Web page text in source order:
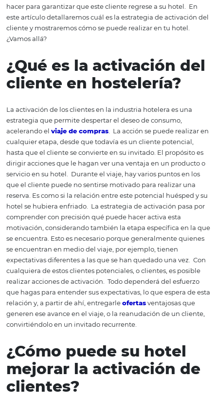
motivado para estas acciones. Para ello, la activación de
en la industria hotelera es la mejor estrategia posible.
recorrido del cliente, hay varios pasos que debemos
Desde la adquisición del viajero hasta la realización de
proceso. Incluso después de su estadía, aún queda
hacer para garantizar que este cliente regrese a su
cliente y mostraremos cómo se puede realizar en tu
¿Vamos allá?
¿Qué es la activación
cliente en hostelería?
La activación de los clientes en la industria hotelera es
estrategia que permite despertar el deseo de consumo,
acelerando elviaje de compras. La acción se puede
cualquier etapa, desde que todavía es un cliente
hasta que el cliente se convierte en su invitado. El
dirigir acciones que le hagan ver una ventaja en un
servicio en su hotel.
Durante el viaje, hay varios puntos
que el cliente puede no sentirse motivado para realizar
reserva. Es como si la relación entre este potencial
hotel se hubiera enfriado. La estrategia de activación
comprender con precisión qué puede hacer activa esta
se encuentra. Esto es necesario porque generalmente
se encuentran en medio del viaje, por ejemplo, tienen
expectativas diferentes a las que se han quedado una
cualquiera de estos clientes potenciales, o clientes, es